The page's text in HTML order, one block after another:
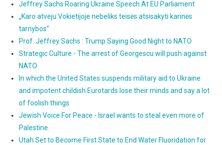
Jeffrey Sachs Roaring Ukraine Speech At EU Parliament
„Karo atveju Vokietijoje nebeliks teisės atsisakyti karinės
tarnybos“
Prof. Jeffrey Sachs : Trump Saying Good Night to NATO
Strategic Culture - The arrest of Georgescu will push against
NATO
In which the United States suspends military aid to Ukraine
and impotent childish Eurotards lose their minds and say a lot
of foolish things
Jewish Voice For Peace - Israel wants to steal even more of
Palestine.
Utah Set to Become First State to End Water Fluoridation for